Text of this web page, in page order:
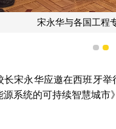
宋永华与各国工程
1 2
宋永华应邀在西班牙
系统的可持续智慧城